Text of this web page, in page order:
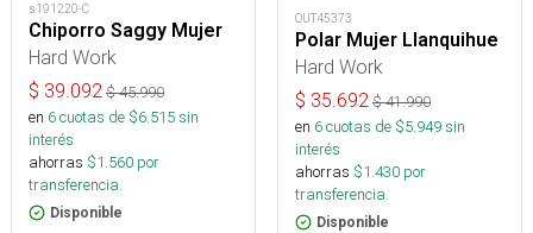
s191220-C
Chiporro Saggy Mujer
Hard Work
$ 39.092 $45.990
en 6cuotas de $6.515sin
interés
ahorras $1.560 por
transferencia.
Disponible
OUT45373
Polar Mujer Llanquihue
Hard Work
$ 35.692 $41.990
en 6cuotas de $5.949sin
interés
ahorras $1.430 por
transferencia.
Disponible